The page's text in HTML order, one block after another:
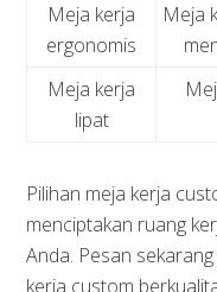
Meja kerja
ergonomis
Meja
Meja kerja
lipat
Pilihan meja kerja
menciptakan ruang
Anda. Pesan
kerja custom